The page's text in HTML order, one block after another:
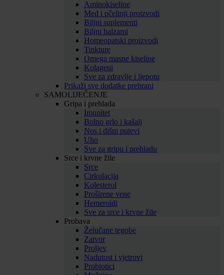
Aminokiseline
Med i pčelinji proizvodi
Biljni suplementi
Biljni balzami
Homeopatski proizvodi
Tinkture
Omega masne kiseline
Kolageni
Sve za zdravlje i ljepotu
Prikaži sve dodatke prehrani
SAMOLIJEČENJE
Gripa i prehlada
Imunitet
Bolno grlo i kašalj
Nos i dišni putevi
Uho
Sve za gripu i prehladu
Srce i krvne žile
Srce
Cirkulacija
Kolesterol
Proširene vene
Hemeroidi
Sve za srce i krvne žile
Probava
Želučane tegobe
Zatvor
Proljev
Nadutost i vjetrovi
Probiotici